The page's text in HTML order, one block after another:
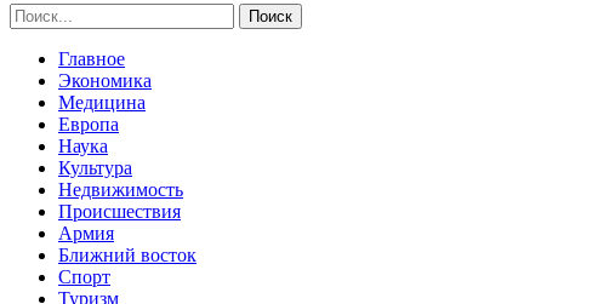
Главное
Экономика
Медицина
Европа
Наука
Культура
Недвижимость
Происшествия
Армия
Ближний восток
Спорт
Туризм